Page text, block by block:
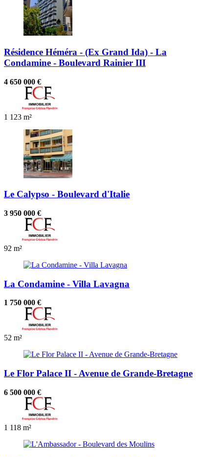
Résidence Héméra - (Ex Grand Ida) - La
Condamine - Boulevard Rainier III
4 650 000 €
1 123 m²
Le Calypso - Boulevard d'Italie
3 950 000 €
92 m²
La Condamine - Villa Lavagna
1 750 000 €
52 m²
Le Flor Palace II - Avenue de Grande-Bretagne
6 500 000 €
1 118 m²